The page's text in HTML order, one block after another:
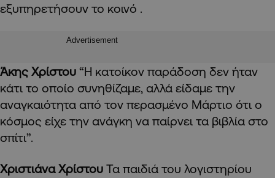
εξυπηρετήσουν το κοινό .
Advertisement
Άκης Χρίστου “Η κατοίκον παράδοση δεν ήταν
κάτι το οποίο συνηθίζαμε, αλλά είδαμε την
αναγκαιότητα από τον περασμένο Μάρτιο ότι ο
κόσμος είχε την ανάγκη να παίρνει τα βιβλία στο
σπίτι”.
Χριστιάνα Χρίστου Τα παιδιά του λογιστηρίου